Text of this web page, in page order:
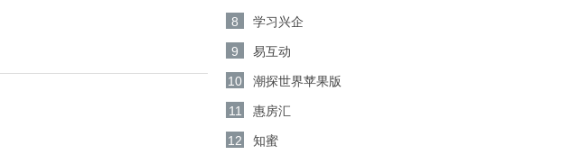
8 学习兴企
9 易互动
10 潮探世界苹果版
11 惠房汇
12 知蜜